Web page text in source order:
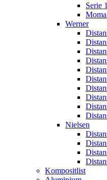
Serie
Werner
Nielsen
Kompositlist